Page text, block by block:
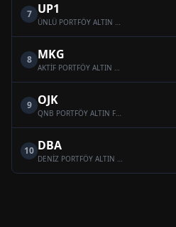
7 UP1
ÜNLÜ PORTFÖY ALTIN FONU
8 MKG
AKTİF PORTFÖY ALTIN KATILIM FONU
9 OJK
QNB PORTFÖY ALTIN FONU
10 DBA
DENİZ PORTFÖY ALTIN FONU